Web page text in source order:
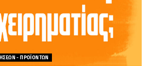
- ΠΡΟΪΟΝΤΩΝ